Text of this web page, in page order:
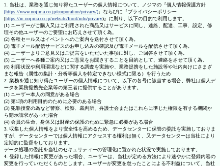
1. 当社は、業務を通じ知り得たユーザーの個人情報について、ノジマの『個人情報保護方針
(https://www.nojima.co.jp/corporation/privacy/)』ならびに『プライバシーポリシー
(https://m.nojima.co.jp/website/front/info/privacy)』に則り、以下の目的で利用します。
(1) ユーザーがご購入又はご利用された商品又はサービスに関し、連絡、配達、工事、設定、修
理その他ユーザーのご要望にお応えさせて頂く為。
(2) 各種セール又はイベントへのご案内を送付させて頂く為。
(3) 電子メール配信サービスのお申し込みの確認及び電子メールを配信させて頂く為。
(4) ユーザーよりご意見又はご提言をいただいた事項に対し、ご回答させて頂く為。
(5) ユーザーへ各種ご案内又はご意見をお聞きすることを目的として、連絡をさせて頂く為。
(6) 利用状況や利用環境などに関する調査を実施や、業務提携をした施設等や社内向けにさまざ
まな報告（属性の集計・分析等個人を特定できない様式に限る）を行うため
2. 業務を通じ知り得たユーザーの個人情報について、以下の各号に該当する場合、弊社は個人デ
ータを業務提携先企業等の第三者に提供することがあります。
(1) ユーザー本人の同意がある場合
(2) 第1項の利用目的のために必要のある場合
(3) 犯罪捜査の為など警察、検察、裁判所、弁護士会またはこれらに準じた権限を有する機関か
ら開示請求があった場合
(4) 会員の生命、身体又は財産の保護のために緊急に必要がある場合
3. 収集した個人情報をより安全性を高めるため、データセンターに保管の委託を実施しておりま
すが、データセンターでは個人情報にアクセスする権利は無く、又データセンターは当社により
定期的に監督をしております。
データ処理の委託を当社のセキュリティーの管理化に置かれた状況で実施しております。
4. 登録した情報に変更があった場合、ユーザーは、当社が定める方法により速やかに登録内容の
変更を行っていただくものとします。ユーザーが変更を怠ったことによる不利益について、当社